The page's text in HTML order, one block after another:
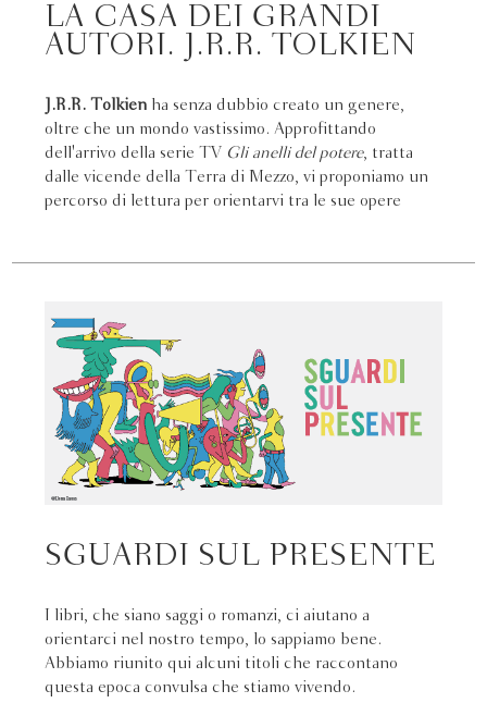
LA CASA DEI GRANDI
AUTORI. J.R.R. TOLKIEN
J.R.R. Tolkien ha senza dubbio creato un genere,
oltre che un mondo vastissimo. Approfittando
dell'arrivo della serie TV Gli anelli del potere, tratta
dalle vicende della Terra di Mezzo, vi proponiamo un
percorso di lettura per orientarvi tra le sue opere
SGUARDI SUL PRESENTE
I libri, che siano saggi o romanzi, ci aiutano a
orientarci nel nostro tempo, lo sappiamo bene.
Abbiamo riunito qui alcuni titoli che raccontano
questa epoca convulsa che stiamo vivendo.